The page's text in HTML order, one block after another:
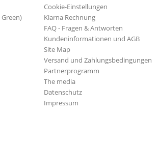
Beck, Jeff & Guests
Bee Gees, The
Belfast Gypsies
Bennett, Joe & The
Berberian, John
Bernard, Kenny & The
Berry, Dave
Berry, Mike
Cookie-Einstellungen
Klarna Rechnung
FAQ - Fragen & Antworten
Kundeninformationen und AGB
Site Map
Versand und Zahlungsbedingungen
Partnerprogramm
The media
Datenschutz
Impressum